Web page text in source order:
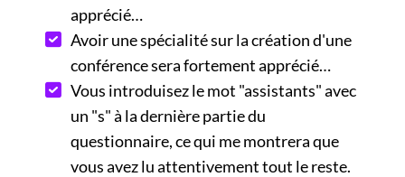
apprécié…
Avoir une spécialité sur la création d'une
conférence sera fortement apprécié…
Vous introduisez le mot "assistants" avec
un "s" à la dernière partie du
questionnaire, ce qui me montrera que
vous avez lu attentivement tout le reste.